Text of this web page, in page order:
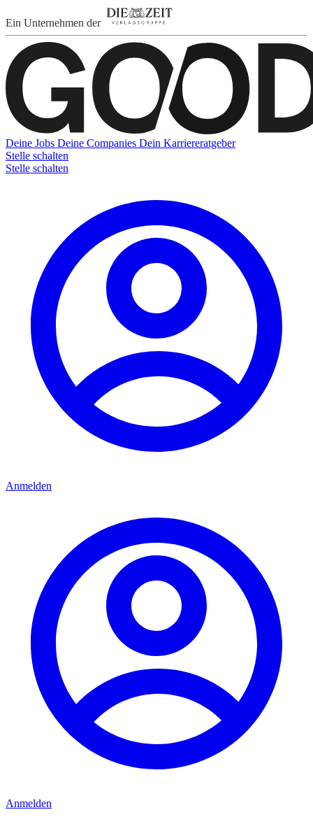
Ein Unternehmen der
Deine Jobs Deine Companies Dein Karriereratgeber
Stelle schalten
Stelle schalten
Anmelden
Anmelden